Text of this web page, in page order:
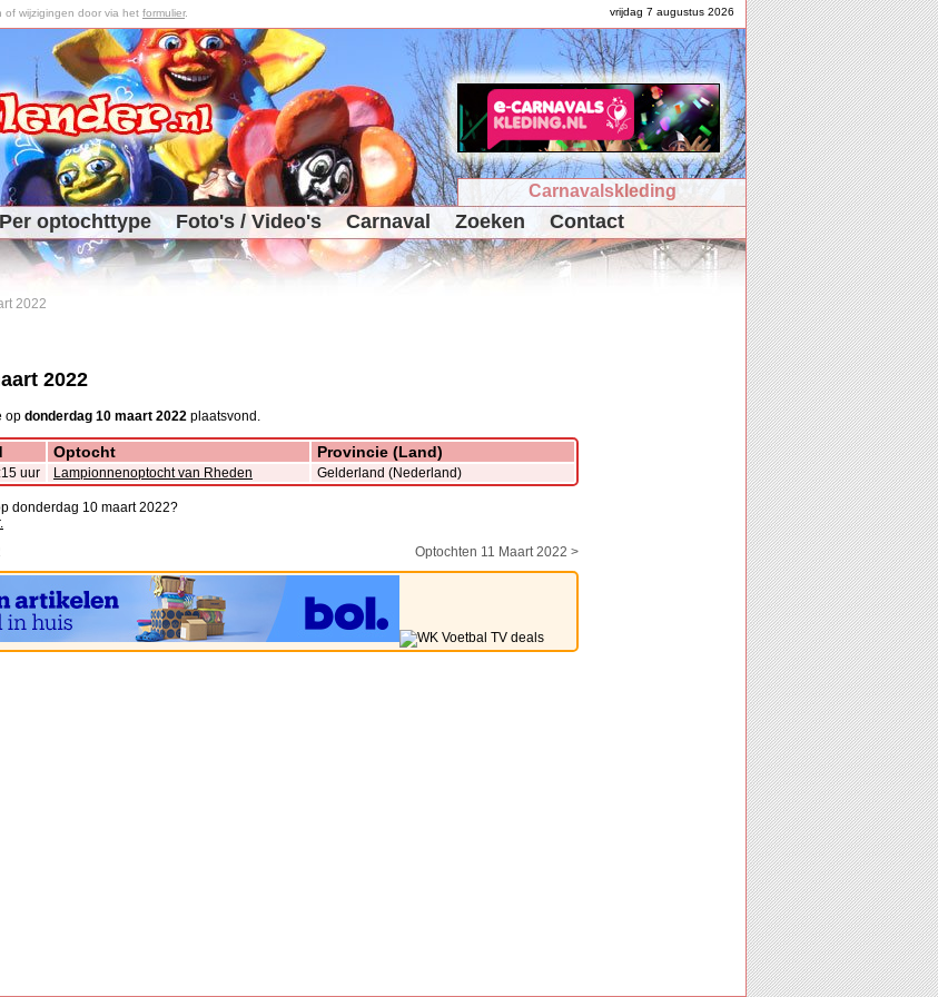
vrijdag 7 augustus 2026
wijzigingen door via het formulier.
Carnavalskleding
Per optochttype Foto's / Video's Carnaval Zoeken Contact
2022
2022
op donderdag 10 maart 2022 plaatsvond.
Optocht Provincie (Land)
uur Lampionnenoptocht van Rheden Gelderland (Nederland)
donderdag 10 maart 2022?
Optochten 11 Maart 2022 >